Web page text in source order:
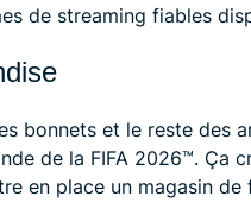
de streaming fiables
bonnets et le reste des
de la FIFA 2026™️. Ça
en place un magasin de